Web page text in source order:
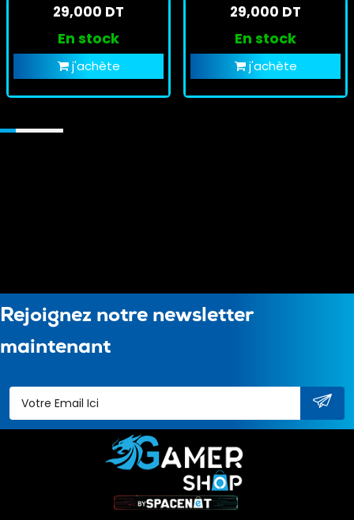
29,000 DT
En stock
j'achète
29,000 DT
En stock
j'achète
Rejoignez notre newsletter
maintenant